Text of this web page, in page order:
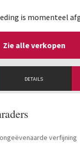
is momenteel
Zie alle verkopen
DETAILS
verfijning